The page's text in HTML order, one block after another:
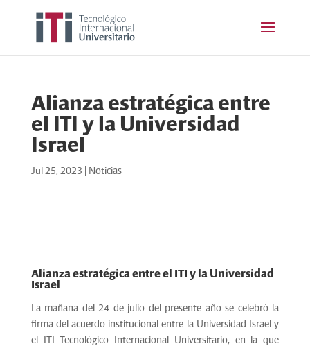
Alianza estratégica entre
el ITI y la Universidad
Israel
Jul 25, 2023 Noticias
Alianza estratégica entre el ITI y la Universidad
Israel
La mañana del 24 de julio del presente año se celebró la
firma del acuerdo institucional entre la Universidad Israel y
el ITI Tecnológico Internacional Universitario, en la que